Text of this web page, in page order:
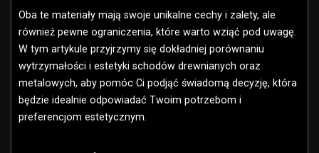
Oba te materiały mają swoje unikalne cechy i zalety, ale
również pewne ograniczenia, które warto wziąć pod uwagę.
W tym artykule przyjrzymy się dokładniej porównaniu
wytrzymałości i estetyki schodów drewnianych oraz
metalowych, aby pomóc Ci podjąć świadomą decyzję, która
będzie idealnie odpowiadać Twoim potrzebom i
preferencjom estetycznym.